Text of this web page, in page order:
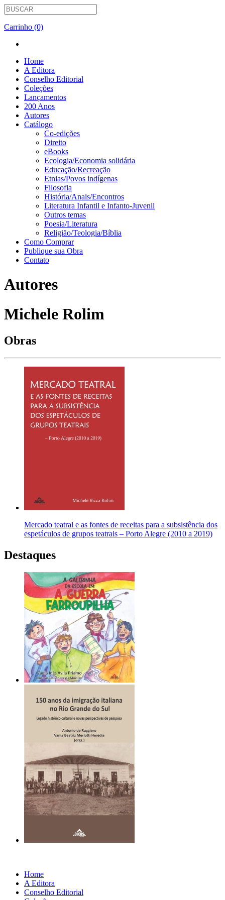
Carrinho (0)
Home
A Editora
Conselho Editorial
Coleções
Lançamentos
200 Anos
Autores
Catálogo
Co-edições
Direito
eBooks
Ecologia/Economia solidária
Educação/Recreação
Etnias/Povos indígenas
Filosofia
História/Anais/Encontros
Literatura Infantil e Infanto-Juvenil
Outros temas
Poesia/Literatura
Religião/Teologia/Bíblia
Como Comprar
Publique sua Obra
Contato
Autores
Michele Rolim
Obras
Mercado teatral e as fontes de receitas para a subsistência dos
espetáculos de grupos teatrais – Porto Alegre (2010 a 2019)
Destaques
Home
A Editora
Conselho Editorial